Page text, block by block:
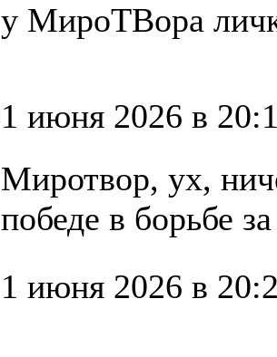
у МироТВора
1 июня 2026 в
Миротвор, ух,
победе в борьбе
1 июня 2026 в